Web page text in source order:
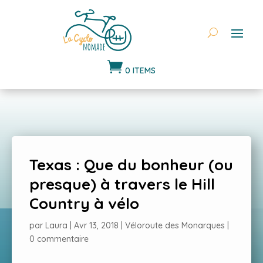
 0 ITEMS
Texas : Que du bonheur (ou
presque) à travers le Hill
Country à vélo
par Laura Avr 13, 2018 Véloroute des Monarques
0 commentaire